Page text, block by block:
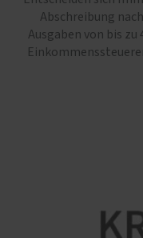
Abschreibung
Ausgaben von bis zu